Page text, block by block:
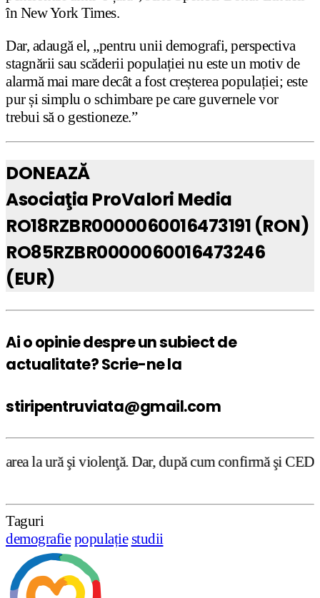
în New York Times.
Dar, adaugă el, „pentru unii demografi, perspectiva
stagnării sau scăderii populației nu este un motiv de
alarmă mai mare decât a fost creșterea populației; este
pur și simplu o schimbare pe care guvernele vor
trebui să o gestioneze.”
DONEAZĂ
Asociaţia ProValori Media
RO18RZBR0000060016473191 (RON)
RO85RZBR0000060016473246
(EUR)
Ai o opinie despre un subiect de
actualitate? Scrie-ne la
stiripentruviata@gmail.com
Dar, după cum confirmă şi CEDO în cazul
Taguri
demografie populație studii